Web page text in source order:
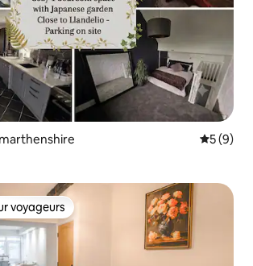
Note
5 (9)
parmi les plus aimés
voyageurs